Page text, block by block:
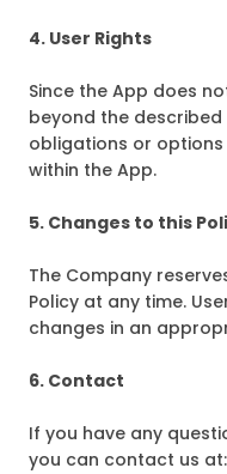
4. User Rights
Since the App does
beyond the
obligations or
within the App.
5. Changes to this
The Company
Policy at any time.
changes in an
6. Contact
If you have any
you can contact us at: